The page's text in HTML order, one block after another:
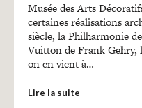
Musée des Arts
certaines réalisations
siècle, la Philharmonie
Vuitton de Frank Gehry,
on en vient à…
Lire la suite